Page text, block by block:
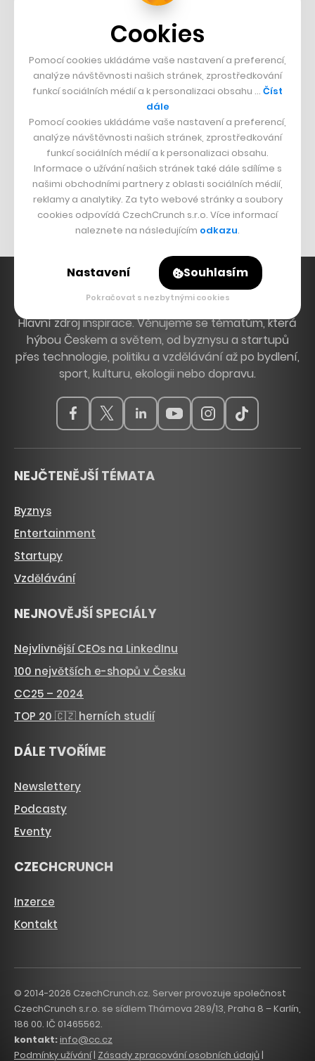
PŘÍBĚHY Z GASTRA
Boční projekt, co se zvrtnul
Francouzský šéfkuchař na Šumavě
DESIGN
Bomma není tichá
Originální hodinky
Nábytek z betonu
Hlavní zdroj inspirace. Věnujeme se tématům, která
hýbou Českem a světem, od byznysu a startupů
přes technologie, politiku a vzdělávání až po bydlení,
sport, kulturu, ekologii nebo dopravu.
NEJČTENĚJŠÍ TÉMATA
Byznys
Entertainment
Startupy
Vzdělávání
NEJNOVĚJŠÍ SPECIÁLY
Nejvlivnější CEOs na LinkedInu
100 největších e-shopů v Česku
CC25 – 2024
TOP 20 🇨🇿 herních studií
DÁLE TVOŘÍME
Newslettery
Podcasty
Eventy
CZECHCRUNCH
Inzerce
Kontakt
© 2014-2026 CzechCrunch.cz. Server provozuje společnost
CzechCrunch s.r.o. se sídlem Thámova 289/13, Praha 8 – Karlín,
186 00. IČ 01465562.
kontakt:info@cc.cz
Podmínky užívání| Zásady zpracování osobních údajů|
Cookies
Pomocí cookies ukládáme vaše nastavení a preferencí,
analýze návštěvnosti našich stránek, zprostředkování
funkcí sociálních médií a k personalizaci obsahu … Číst
dále
Pomocí cookies ukládáme vaše nastavení a preferencí,
analýze návštěvnosti našich stránek, zprostředkování
funkcí sociálních médií a k personalizaci obsahu.
Informace o užívání našich stránek také dále sdílíme s
našimi obchodními partnery z oblasti sociálních médií,
reklamy a analytiky. Za tyto webové stránky a soubory
cookies odpovídá CzechCrunch s.r.o. Více informací
naleznete na následujícím odkazu.
Nastavení Souhlasím
Pokračovat s nezbytnými cookies